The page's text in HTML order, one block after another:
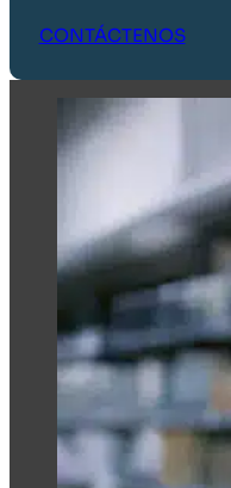
CONTÁCTENOS